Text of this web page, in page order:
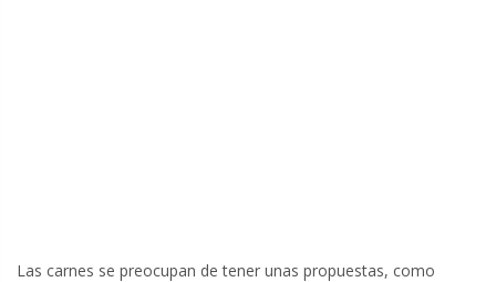
Las carnes se preocupan de tener unas propuestas, como